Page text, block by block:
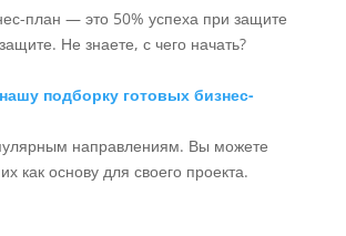
план — это 50% успеха при защите
Не знаете, с чего начать?
подборку готовых бизнес-
направлениям. Вы можете
как основу для своего проекта.